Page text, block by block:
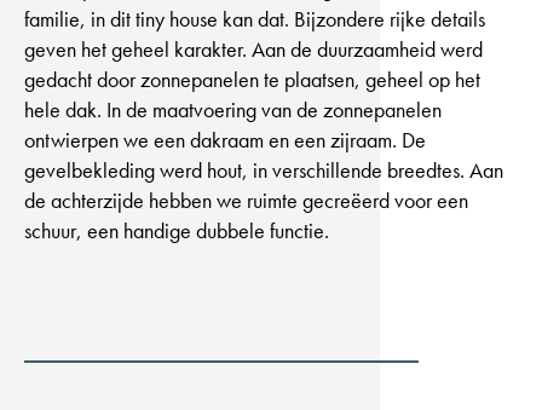
familie, in dit tiny house kan dat. Bijzondere rijke details
geven het geheel karakter. Aan de duurzaamheid werd
gedacht door zonnepanelen te plaatsen, geheel op het
hele dak. In de maatvoering van de zonnepanelen
ontwierpen we een dakraam en een zijraam. De
gevelbekleding werd hout, in verschillende breedtes. Aan
de achterzijde hebben we ruimte gecreëerd voor een
schuur, een handige dubbele functie.